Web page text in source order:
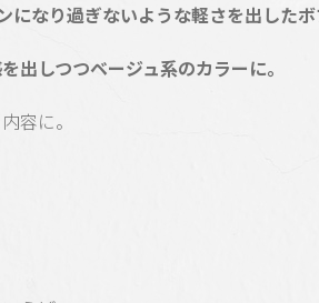
になり過ぎないような軽さを出した
出しつつベージュ系のカラーに。
容に。